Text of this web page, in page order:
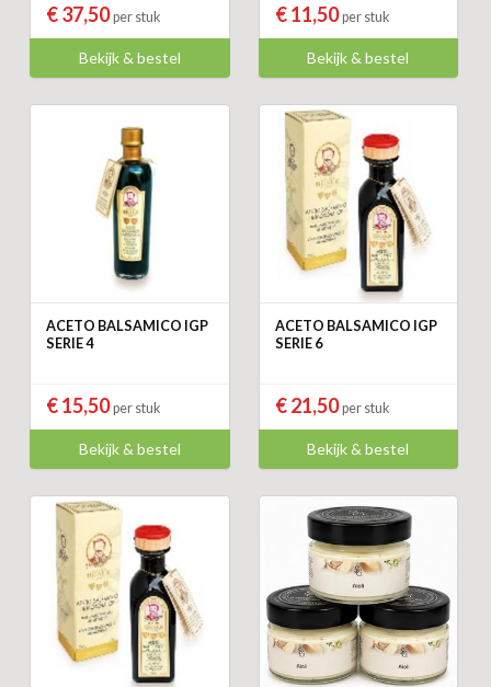
€ 37,50per stuk
Bekijk & bestel
€ 11,50per stuk
Bekijk & bestel
ACETO BALSAMICO IGP
SERIE 4
€ 15,50per stuk
Bekijk & bestel
ACETO BALSAMICO IGP
SERIE 6
€ 21,50per stuk
Bekijk & bestel